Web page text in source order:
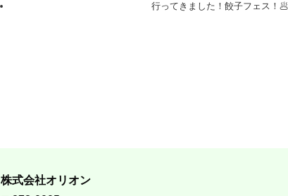
行ってきました！餃子フェス！🥟
株式会社オリオン